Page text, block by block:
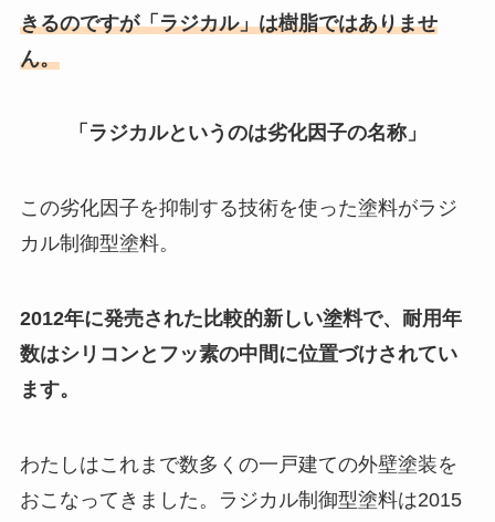
きるのですが「ラジカル」は樹脂ではありませ
ん。
「ラジカルというのは劣化因子の名称」
この劣化因子を抑制する技術を使った塗料がラジ
カル制御型塗料。
2012年に発売された比較的新しい塗料で、耐用年
数はシリコンとフッ素の中間に位置づけされてい
ます。
わたしはこれまで数多くの一戸建ての外壁塗装を
おこなってきました。ラジカル制御型塗料は2015